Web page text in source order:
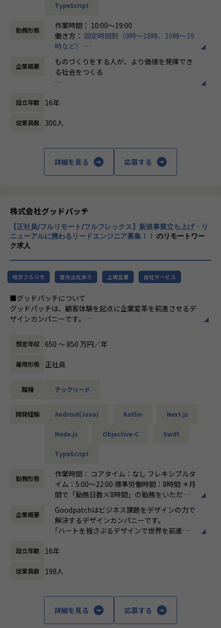
・不定期開催ハッカソン
・ハイスペックMac支給（Apple M1 Max mem:64GB)
・大型モニター支給
・資格取得支援制度
・書籍購入制度（技術書は会社で購入）
・マネジャーとの定期面談
・セミナー参加の費用負担 など
【業務の変更の範囲】
全ての業務への配置転換あり
団」をつくっていこうとビットエーを創業、
【Mission】
ビットエーのミッションは、クライアントの
デジタル領域の課題を解決し、事業成長を加
速させることです。そのため、「クリエイテ
ィブ」、「エンジニアリング」、「マーケテ
ナル集団を形成しています。
どの領域のビジネスであれ、デジタル戦略の
性が高い人材は重宝されていきます。
このトレンドとして上昇していくデジタル領
域の「ものづくり」の価値に加え、次の4つ
2. 中長期的な課題解決、サービスグロース支
援案件に注力
3. ビジネス人材の積極採用
のバリエーションが重要であり、そのために
様々な業界、サービス、事業フェーズ、技術
仕様…と多くの案件バリエーションがあるこ
とで専門性を高める機会が増え、ものづくり
織を目指しています。
また、2020年3月には初の海外進出となるベ
トナム拠点の立上げを実施し、同年12月には
控えており、多方面での事業展開を進めてい
ト。当方はより技術的難易度の高い案件に挑戦していく、エ
ンジニア限定の少数精鋭部隊です。
これまでのビットエーにはなかった領域を切り開き、組織全
体の開発品質と開発体験の向上を目指しています。
発足して半年ほどですが、既に高難易度の案件を多数獲得
（GraphQL案件など）。また既存レガシープロダクトのリプ
幅・量ともに想定以上の成長速度を実現しています。
この勢いをさらに加速させるため、我々と共創してくださる
仲間を募集しております。
当ポジションでは、バックエンドエンジニアとして以下の業
務をお任せいたします。
・RDB設計
・ボトルネック課題解決
・アプリケーションの監視及び必要があればチューニング
・プロジェクト、チームの課題抽出及び解決
【仕事内容の例】
・リクルートAirシリーズ各サービスのSPA開発(airレジ /air
ペイ / air SHIFT /airワーク)
・医療系サービス(harmo)の開発(フロントエンド/バックエ
ンド）
ZOZO / harmo / Cookbiz / 三菱地所 / サントリーウェルネス
NTTコミュニケーションズ他、多数
【働く環境】
・社内勉強会『ENGINE』(現在50回以上開催)
・不定期開催ハッカソン
・ハイスペックMac支給（Apple M1 Max mem:64GB)
・大型モニター支給
・資格取得支援制度
・マネジャーとの定期面談
・セミナー参加の費用負担 など
【業務の変更の範囲】
全ての業務への配置転換あり
TypeScript
勤務形態
作業時間： 10:00～19:00
働き方： 固定時間制（9時～18時、10時～19
時など）
時間外労働の有無： 有（月平均16時間）
休憩時間： 60分
企業概要
ものづくりをする人が、より価値を発揮でき
る社会をつくる
ビットエーは「ものづくりをする人が、より
し、日々進化を続けています。
「ものづくり」領域で世界をリードしてきま
した。しかし残念なことに、今の日本から世
界を変えるほどのインターネットビジネスは
の距離が遠すぎるという点が挙げられます。
「ものづくり」側は多段請け構造で受注する
ことが多いため、ビジネスモデルを俯瞰して
るのがむずかしい。逆に「ビジネス」側は作
り手側に発注する立場上、ICTリテラシーを
向上させる機会に恵まれないことが大きなネ
創業メンバーである吉田と橋本は、学生時代
にインターネットアーキテクチャやコンピュ
を運用していく中でビジネスの難しさを学び
とで「ものづくり」との距離感を実感しまし
「ものづくり」をする人が「ビジネス」を理
ものを生むことができ、結果としてものづく
かと考え、「ビジネス力のあるものづくり集
順調な成長を続け現在に至っています。
【Mission】
ビットエーのミッションは、クライアントの
デジタル領域の課題を解決し、事業成長を加
速させることです。そのため、「クリエイテ
ィブ」、「エンジニアリング」、「マーケテ
ィング」、それぞれの領域でプロフェッショ
立案とデジタル施策の実行は必要不可欠にな
域の「ものづくり」の価値に加え、次の4つ
の方針で価値を高めていこうとしています。
設立年数 16年
従業員数 300人
詳細を見る 応募する
株式会社グッドパッチ
【正社員/フルリモート/フルフレックス】新規事業立ち上げ・リ
ニューアルに携わるリードエンジニア募集！！ のリモートワー
ク求人
地方フルリモ 客先出社あり 上場企業 自社サービス
■グッドパッチについて
グッドパッチは、顧客体験を起点に企業変革を前進させるデ
ザインカンパニーです。
モートデザイン組織「Goodpatch Anywhere」により、新規
事業の立ち上げ、既存事業のリニューアル、企業のデザイン
戦略立案、デザイン組織構築支援などを行い、大企業からス
タートアップまで企業が持つビジネス課題をデザインで解決
デザインプラットフォーム事業では、デザイン人材のキャリ
向け就活プラットフォーム「ReDesigner for Student」、オ
る価値創造に取り組んでいます。
近年、グッドパッチへ依頼される案件の幅はプロダクト・サ
ービスデザインから戦略・組織デザインへと拡大しており、
昨今では大手企業の新規事業立ち上げやDX推進など、複雑で
規模の大きいプロジェクトのご相談も増えてきました。
グッドパッチはこれまでデジタルプロダクトのデザインを支
援してきました。しかし、昨今の新規事業開発においては、
新たな体験を生み出すためには最新のテクノロジーを活用し
たり、企業のデータを活用するためのシステム構築など、技
術的な視点が欠かせません。
「デザインの力を証明する」ためには、手段にとらわれずに
いただける人材を募集します。
想定年収 650 〜 850 万円／年
雇用形態 正社員
職種 テックリード
開発経験 Android(Java) Kotlin Next.js
Node.js Objective-C Swift
TypeScript
勤務形態
作業時間： コアタイム：なし フレキシブルタ
イム：5:00～22:00 標準労働時間：8時間 ＊月
間で「勤務日数×8時間」の勤務をいただけ
れば、当日2時間、翌日10時間のような働き
方も可能です。 休憩60分
働き方： フルフレックス制
時間外労働の有無： 有（月平均25時間）
休憩時間： 60分
企業概要
Goodpatchはビジネス課題をデザインの力で
解決するデザインカンパニーです。
｢ハートを揺さぶるデザインで世界を前進さ
証明するためにUI/UXデザインを強みとした
立案、デザイン組織構築支援などを行い、 デ
ームGoodpatch Anywhereという拠点があり
ます。
設立年数 16年
従業員数 198人
詳細を見る 応募する